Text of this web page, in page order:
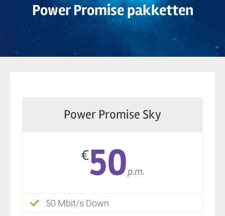
Power Promise pakketten
Power Promise Sky
€50p.m.
50 Mbit/s Down